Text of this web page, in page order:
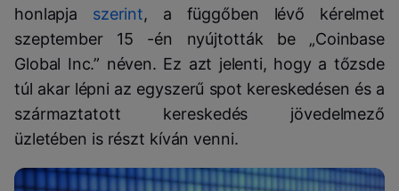
honlapja szerint, a függőben lévő kérelmet
szeptember 15 -én nyújtották be „Coinbase
Global Inc.” néven. Ez azt jelenti, hogy a tőzsde
túl akar lépni az egyszerű spot kereskedésen és a
származtatott kereskedés jövedelmező
üzletében is részt kíván venni.